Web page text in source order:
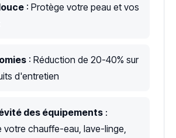
: Protège votre peau et vos
: Réduction de 20-40% sur
d'entretien
des équipements :
votre chauffe-eau, lave-linge,